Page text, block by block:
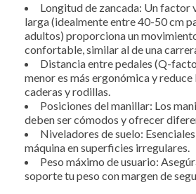
Longitud de zancada: Un factor
larga (idealmente entre 40-50 cm
adultos) proporciona un
confortable, similar al de una
Distancia entre pedales (Q-
menor es más ergonómica y reduce
caderas y rodillas.
Posiciones del manillar: Los
deben ser cómodos y ofrecer
Niveladores de suelo:
máquina en superficies irregulares.
Peso máximo de usuario:
soporte tu peso con margen de